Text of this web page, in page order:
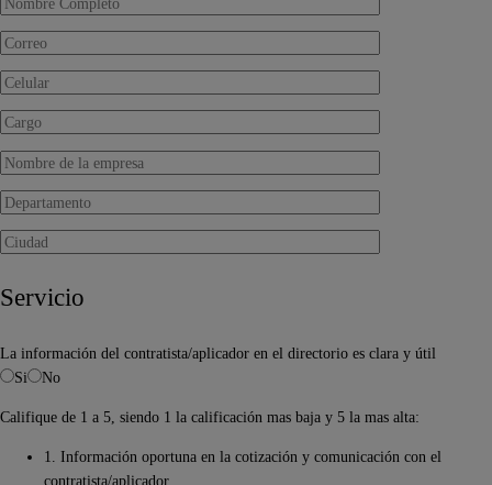
Servicio
La información del contratista/aplicador en el directorio es clara y útil
Si
No
Califique de 1 a 5, siendo 1 la calificación mas baja y 5 la mas alta:
1. Información oportuna en la cotización y comunicación con el
contratista/aplicador